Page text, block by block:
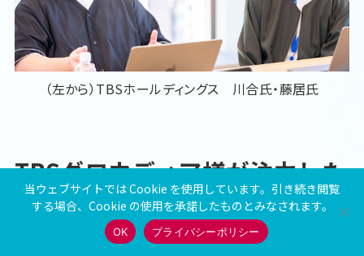
（左から）TBSホールディングス 川合氏・藤居氏
TBSグロウディア様が注力した
こと
当ウェブサイトでは Cookie を使用しています。引き続き閲覧
する場合、Cookie の使用を承諾したものとみなされます。
OK プライバシーポリシー